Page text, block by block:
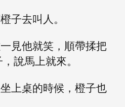
子去叫人。
見他就笑，順帶揉把
說馬上就來。
上桌的時候，橙子也